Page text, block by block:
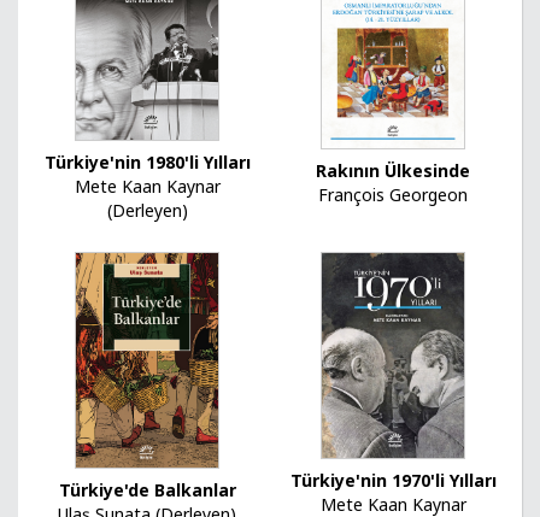
Türkiye'nin 1980'li Yılları
Mete Kaan Kaynar
(Derleyen)
Rakının Ülkesinde
François Georgeon
Türkiye'de Balkanlar
Türkiye'nin 1970'li Yılları
Mete Kaan Kaynar